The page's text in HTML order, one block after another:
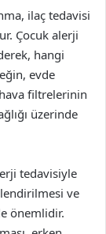
ilaç tedavisi
Çocuk alerji
hangi
evde
filtrelerinin
üzerinde
tedavisiyle
ve
önemlidir.